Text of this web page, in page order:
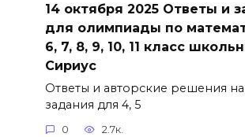
14 октября 2025 Ответы и
для олимпиады по
6, 7, 8, 9, 10, 11 класс
Сириус
Ответы и авторские решения на
задания для 4, 5
0 2.7к.